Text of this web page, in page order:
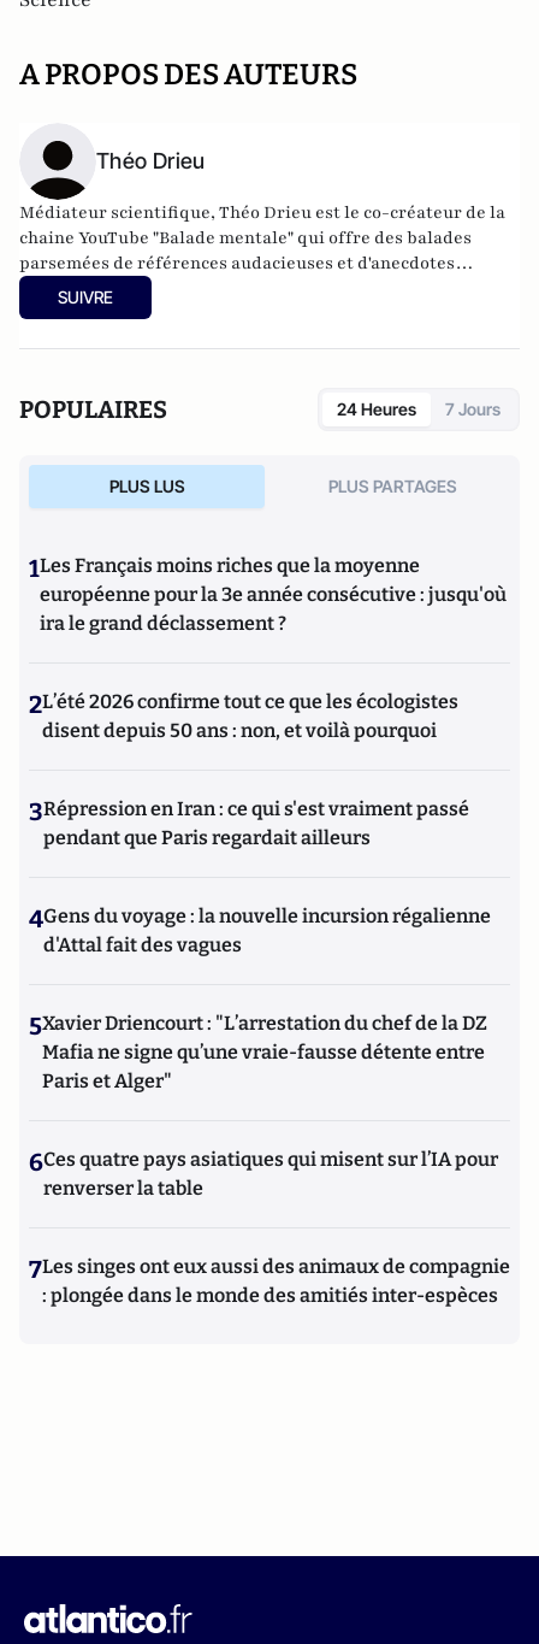
A PROPOS DES AUTEURS
Théo Drieu
Médiateur scientifique, Théo Drieu est le co-créateur de la
chaine YouTube "Balade mentale" qui offre des balades
parsemées de références audacieuses et d'anecdotes
surprenantes (500 000 abonnés).
SUIVRE
POPULAIRES 24 Heures 7 Jours
PLUS LUS PLUS PARTAGES
1Les Français moins riches que la moyenne
européenne pour la 3e année consécutive : jusqu'où
ira le grand déclassement ?
2L’été 2026 confirme tout ce que les écologistes
disent depuis 50 ans : non, et voilà pourquoi
3Répression en Iran : ce qui s'est vraiment passé
pendant que Paris regardait ailleurs
4Gens du voyage : la nouvelle incursion régalienne
d'Attal fait des vagues
5Xavier Driencourt : "L’arrestation du chef de la DZ
Mafia ne signe qu’une vraie-fausse détente entre
Paris et Alger"
6Ces quatre pays asiatiques qui misent sur l’IA pour
renverser la table
7Les singes ont eux aussi des animaux de compagnie
: plongée dans le monde des amitiés inter-espèces